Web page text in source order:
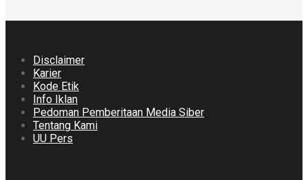
Disclaimer
Karier
Kode Etik
Info Iklan
Pedoman Pemberitaan Media Siber
Tentang Kami
UU Pers